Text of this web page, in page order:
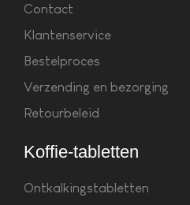
Contact
Klantenservice
Bestelproces
Verzending en bezorging
Retourbeleid
Koffie-tabletten
Ontkalkingstabletten